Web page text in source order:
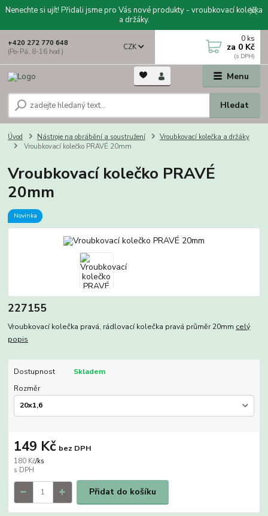
Nenechte si ujít! Přidali jsme pro Vás nové produkty - vroubkovací kolečka
a držáky.
Menu
CZK
Hledat
+420 272 770 648
(Po-Pá, 8-16 hod.)
0 ks
za 0 Kč
Úvod Nástroje na obrábění a soustružení
Vroubkovací kolečka a držáky
Vroubkovací kolečko PRAVÉ 20mm
Vroubkovací kolečko PRAVÉ
20mm
Novinka
227155
Vroubkovací kolečka pravá, rádlovací kolečka pravá průměr 20mm celý
popis
Dostupnost
Skladem
Rozměr
180 Kč/ks
149 Kč bez DPH
Přidat do košíku